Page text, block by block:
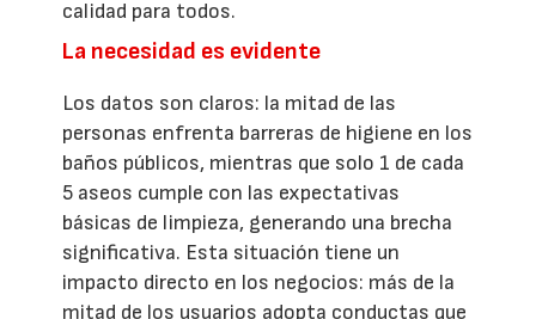
calidad para todos.
La necesidad es evidente
Los datos son claros: la mitad de las
personas enfrenta barreras de higiene en los
baños públicos, mientras que solo 1 de cada
5 aseos cumple con las expectativas
básicas de limpieza, generando una brecha
significativa. Esta situación tiene un
impacto directo en los negocios: más de la
mitad de los usuarios adopta conductas que